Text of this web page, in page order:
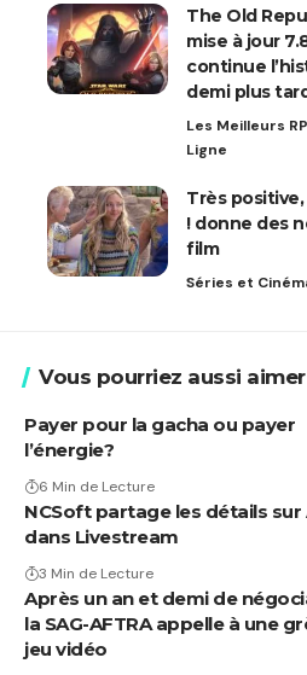
The Old
mise à jour
continue
demi plus
Les Meilleurs
Ligne
Très positive,
! donne des
film
Séries et
Vous pourriez aussi aimer
Payer pour la gacha ou payer
l’énergie?
6 Min de Lecture
NCSoft partage les détails sur
dans Livestream
3 Min de Lecture
Après un an et demi de
la SAG-AFTRA appelle à une
jeu vidéo